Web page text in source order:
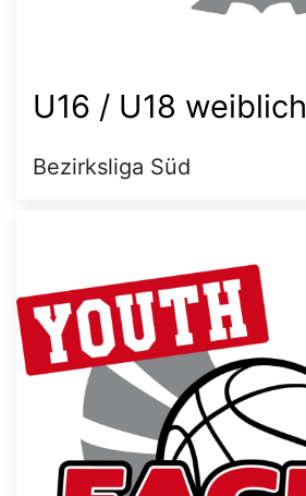
U16 / U18 weiblich
Bezirksliga Süd